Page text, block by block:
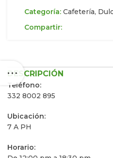
Categoría: Cafetería,
Compartir:
DESCRIPCIÓN
Teléfono:
332 8002 895
Ubicación:
7 A PH
Horario: